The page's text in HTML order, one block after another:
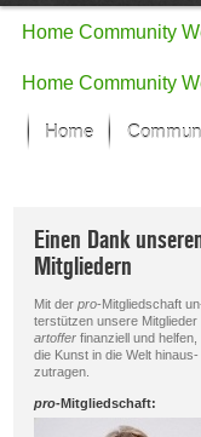
Home Community
Home Community
Home
Einen Dank
Mitgliedern
Mit der pro-Mitgliedschaft
terstützen unsere Mitglieder
artofferfinanziell und helfen,
die Kunst in die Welt hinaus-
zutragen.
pro-Mitgliedschaft: